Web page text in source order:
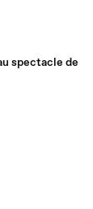
spectacle de